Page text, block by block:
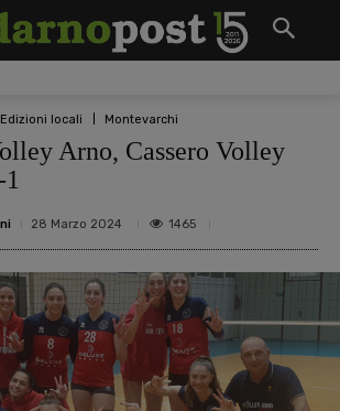
Edizioni locali Montevarchi
Arno, Cassero Volley
28 Marzo 2024 1465